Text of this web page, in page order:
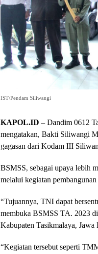
IST/Pendam Siliwangi
KAPOL.ID – Dandim 0612
mengatakan, Bakti Siliwangi
gagasan dari Kodam III
BSMSS, sebagai upaya lebih
melalui kegiatan
“Tujuannya, TNI dapat
membuka BSMSS TA. 2023
Kabupaten Tasikmalaya,
“Kegiatan tersebut seperti